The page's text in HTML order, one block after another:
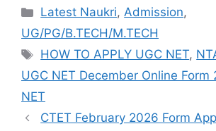
Latest Naukri,Admission,
UG/PG/B.TECH/M.TECH
HOW TO APPLY UGC NET,
UGC NET December Online Form
NET
CTET February 2026 Form